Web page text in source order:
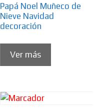
Papá Noel Muñeco de
Nieve Navidad
decoración
Ver más